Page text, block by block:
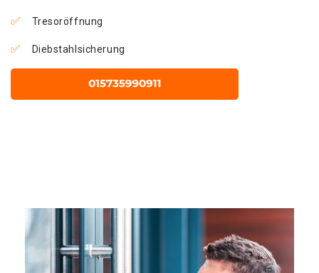
Tresoröffnung
Diebstahlsicherung